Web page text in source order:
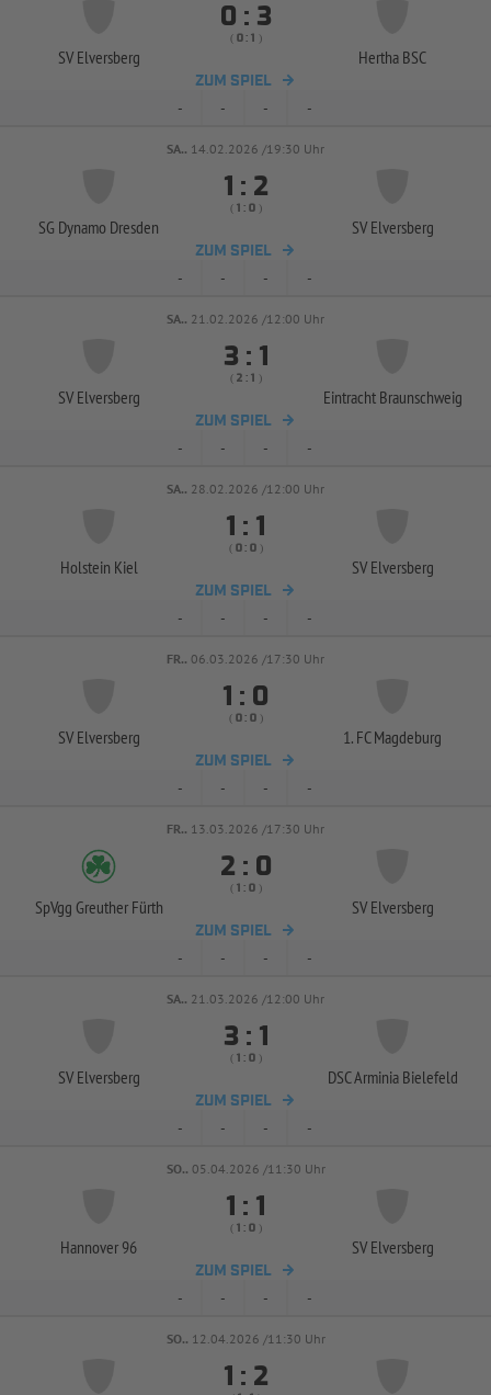
SV Elversberg
 : 
( :  )
Hertha BSC
ZUM SPIEL
- - - -
SA.. 14.02.2026 /19:30 Uhr
SG Dynamo Dresden
 : 
(  :  )
SV Elversberg
ZUM SPIEL
- - - -
SA.. 21.02.2026 /12:00 Uhr
SV Elversberg
 : 
(  :  )
Eintracht Braunschweig
ZUM SPIEL
- - - -
SA.. 28.02.2026 /12:00 Uhr
Holstein Kiel
 : 
( :  )
SV Elversberg
ZUM SPIEL
- - - -
FR.. 06.03.2026 /17:30 Uhr
SV Elversberg
 : 
( :  )
1. FC Magdeburg
ZUM SPIEL
- - - -
FR.. 13.03.2026 /17:30 Uhr
SpVgg Greuther Fürth
 : 
(  :  )
SV Elversberg
ZUM SPIEL
- - - -
SA.. 21.03.2026 /12:00 Uhr
SV Elversberg
 : 
(  :  )
DSC Arminia Bielefeld
ZUM SPIEL
- - - -
SO.. 05.04.2026 /11:30 Uhr
Hannover 96
 : 
(  :  )
SV Elversberg
ZUM SPIEL
- - - -
SO.. 12.04.2026 /11:30 Uhr
 : 